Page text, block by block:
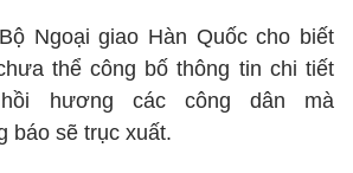
Ngoại giao Hàn Quốc cho biết
thể công bố thông tin chi tiết
hương các công dân mà
báo sẽ trục xuất.